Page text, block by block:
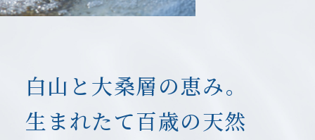
白山と大桑層の恵み。
生まれたて百歳の天然